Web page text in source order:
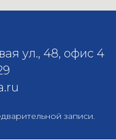
ул., 48, офис 4
записи.